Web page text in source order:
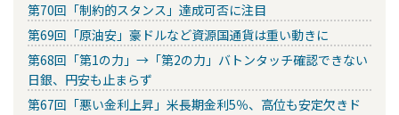
第70回「制約的スタンス」達成可否に注目
第69回「原油安」豪ドルなど資源国通貨は重い動きに
第68回「第1の力」→「第2の力」バトンタッチ確認できない
日銀、円安も止まらず
第67回「悪い金利上昇」米長期金利5％、高位も安定欠きド